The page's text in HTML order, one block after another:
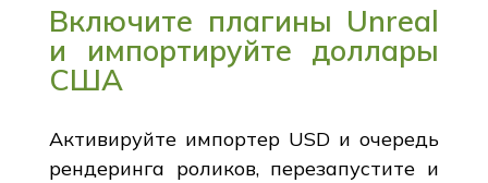
Включите плагины Unreal
и импортируйте доллары
США
Активируйте импортер USD и очередь
рендеринга роликов, перезапустите и